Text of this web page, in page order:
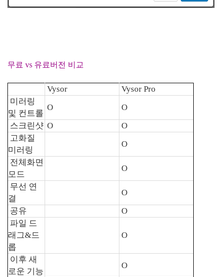
무료 vs 유료버전 비교
Vysor
Vysor Pro
미러링
및 컨트롤
O
O
스크린샷 O
O
고화질
미러링
O
전체화면
모드
O
무선 연
결
O
공유
O
파일 드
래그&드
롭
O
이후 새
로운 기능
O